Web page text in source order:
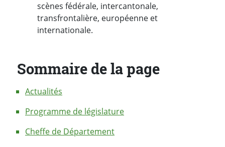
scènes fédérale, intercantonale,
transfrontalière, européenne et
internationale.
Sommaire de la page
Actualités
Programme de législature
Cheffe de Département